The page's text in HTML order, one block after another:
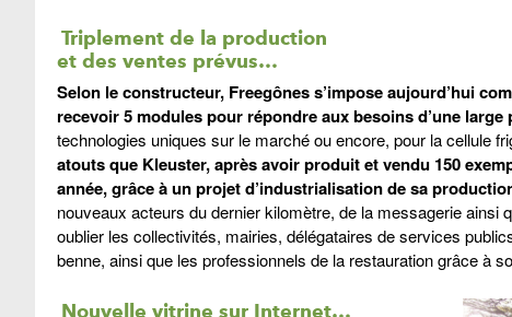
Triplement de la production
et des ventes prévus…
Selon le constructeur, Freegônes s’impose aujourd’hui
recevoir 5 modules pour répondre aux besoins d’une
technologies uniques sur le marché ou encore, pour la cellule
atouts que Kleuster, après avoir produit et vendu 150
année, grâce à un projet d’industrialisation de sa
nouveaux acteurs du dernier kilomètre, de la messagerie
oublier les collectivités, mairies, délégataires de services
benne, ainsi que les professionnels de la restauration grâce à
Nouvelle vitrine sur Internet…